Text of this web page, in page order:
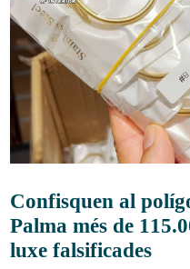
Confisquen al
Palma més de
luxe falsificades